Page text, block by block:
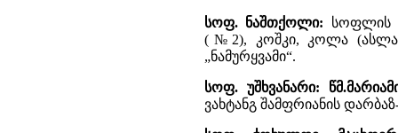
სოფ. ნაშთქოლი: სოფლის
(№2), კოშკი, კოლა
„ნამურყვამი“.
სოფ. უშხვანარი:
ვახტანგ შამფრიანის